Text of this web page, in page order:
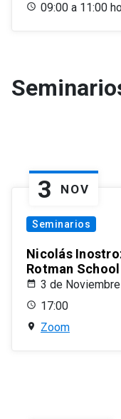
09:00 a 11:00
3 NOV
Seminarios
Nicolás
Rotman
3 de
17:00
Zoom